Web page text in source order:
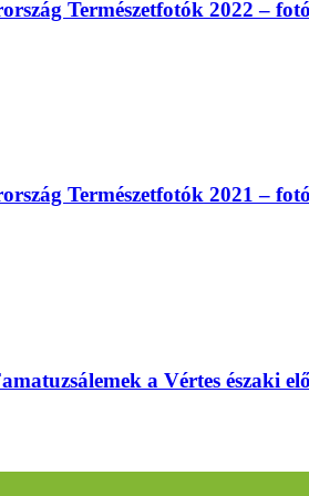
Természetfotók 2022 –
Természetfotók 2021 –
a Vértes északi